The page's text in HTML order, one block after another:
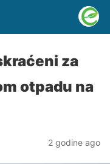
za
otpadu na
2 godine ago